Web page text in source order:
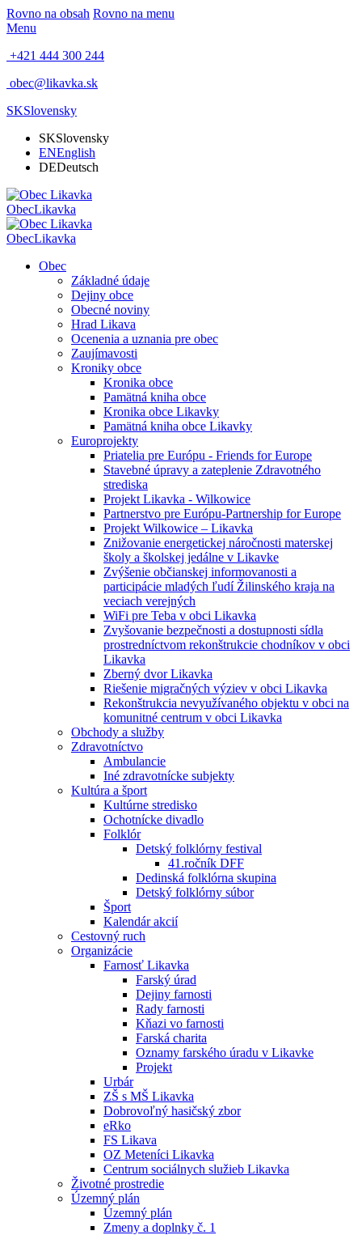
Rovno na obsah Rovno na menu
Menu
+421 444 300 244
obec@likavka.sk
SKSlovensky
SKSlovensky
ENEnglish
DEDeutsch
ObecLikavka
ObecLikavka
Obec
Základné údaje
Dejiny obce
Obecné noviny
Hrad Likava
Ocenenia a uznania pre obec
Zaujímavosti
Kroniky obce
Kronika obce
Pamätná kniha obce
Kronika obce Likavky
Pamätná kniha obce Likavky
Europrojekty
Priatelia pre Európu - Friends for Europe
Stavebné úpravy a zateplenie Zdravotného
strediska
Projekt Likavka - Wilkowice
Partnerstvo pre Európu-Partnership for Europe
Projekt Wilkowice – Likavka
Znižovanie energetickej náročnosti materskej
školy a školskej jedálne v Likavke
Zvýšenie občianskej informovanosti a
participácie mladých ľudí Žilinského kraja na
veciach verejných
WiFi pre Teba v obci Likavka
Zvyšovanie bezpečnosti a dostupnosti sídla
prostredníctvom rekonštrukcie chodníkov v obci
Likavka
Zberný dvor Likavka
Riešenie migračných výziev v obci Likavka
Rekonštrukcia nevyužívaného objektu v obci na
komunitné centrum v obci Likavka
Obchody a služby
Zdravotníctvo
Ambulancie
Iné zdravotnícke subjekty
Kultúra a šport
Kultúrne stredisko
Ochotnícke divadlo
Folklór
Detský folklórny festival
41.ročník DFF
Dedinská folklórna skupina
Detský folklórny súbor
Šport
Kalendár akcií
Cestovný ruch
Organizácie
Farnosť Likavka
Farský úrad
Dejiny farnosti
Rady farnosti
Kňazi vo farnosti
Farská charita
Oznamy farského úradu v Likavke
Projekt
Urbár
ZŠ s MŠ Likavka
Dobrovoľný hasičský zbor
eRko
FS Likava
OZ Meteníci Likavka
Centrum sociálnych služieb Likavka
Životné prostredie
Územný plán
Územný plán
Zmeny a doplnky č. 1